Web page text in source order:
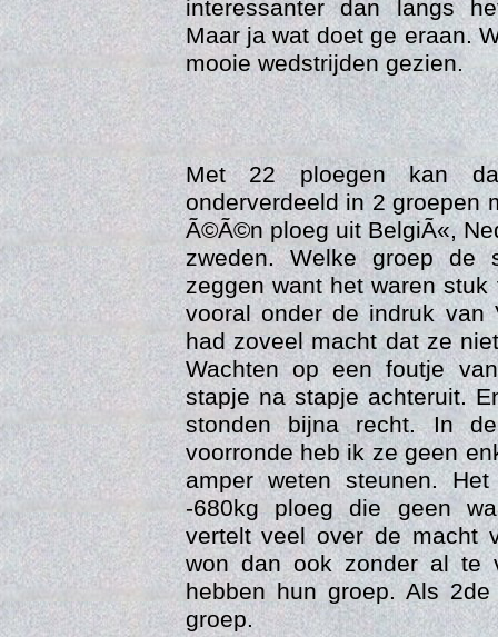
interessanter dan langs
Maar ja wat doet ge eraan.
mooie wedstrijden gezien.
Met 22 ploegen kan
onderverdeeld in 2 groepen
Ã©Ã©n ploeg uit BelgiÃ«,
zweden. Welke groep de
zeggen want het waren
vooral onder de indruk van
had zoveel macht dat ze
Wachten op een foutje
stapje na stapje achteruit.
stonden bijna recht. In
voorronde heb ik ze geen
amper weten steunen.
-680kg ploeg die geen
vertelt veel over de macht
won dan ook zonder al te
hebben hun groep. Als
groep.